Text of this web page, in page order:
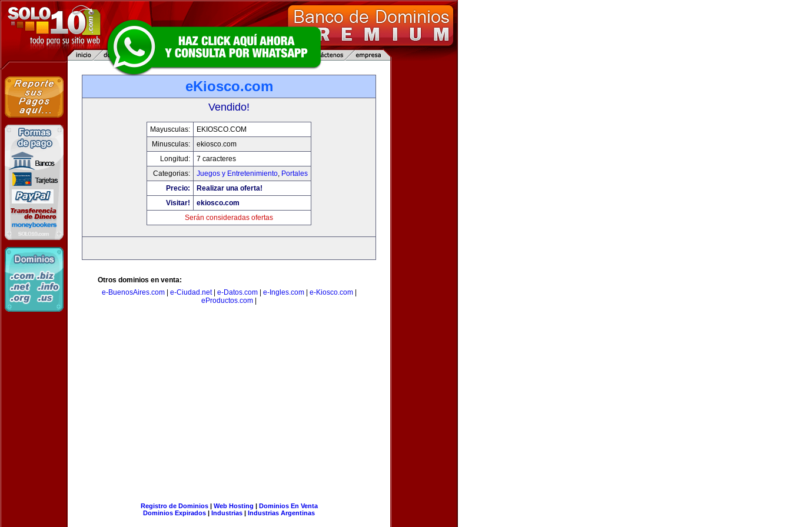
eKiosco.com
Vendido!
Mayusculas:
EKIOSCO.COM
Minusculas:
ekiosco.com
Longitud:
7 caracteres
Categorias:
Juegos y Entretenimiento, Portales
Precio:
Realizar una oferta!
Visitar!
ekiosco.com
Serán consideradas ofertas
Otros dominios en venta:
e-BuenosAires.com| e-Ciudad.net| e-Datos.com| e-Ingles.com| e-Kiosco.com|
eProductos.com
Registro de Dominios| Web Hosting | Dominios En Venta
Dominios Expirados | Industrias | Industrias Argentinas